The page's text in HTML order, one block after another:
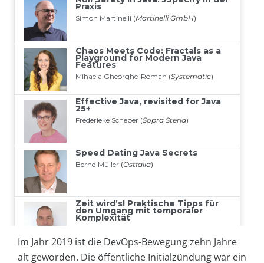
Im Jahr 2019 ist die DevOps-Bewegung zehn Jahre
alt geworden. Die öffentliche Initialzündung war ein